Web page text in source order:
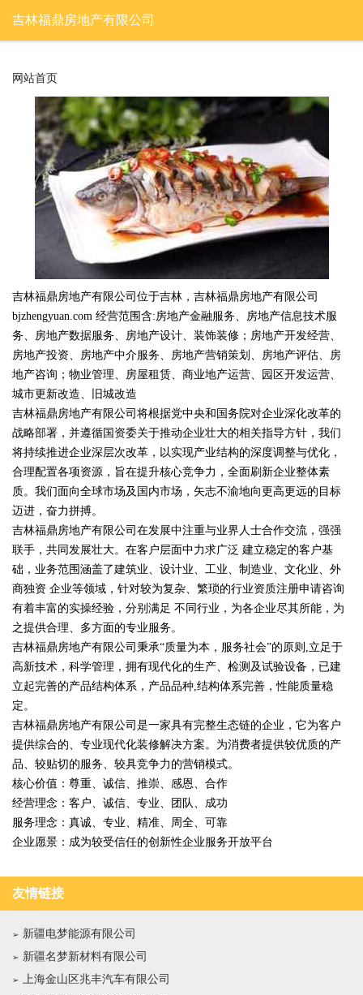
吉林福鼎房地产有限公司
网站首页
吉林福鼎房地产有限公司位于吉林，吉林福鼎房地产有限公司
bjzhengyuan.com 经营范围含:房地产金融服务、房地产信息技术服
务、房地产数据服务、房地产设计、装饰装修；房地产开发经营、
房地产投资、房地产中介服务、房地产营销策划、房地产评估、房
地产咨询；物业管理、房屋租赁、商业地产运营、园区开发运营、
城市更新改造、旧城改造
吉林福鼎房地产有限公司将根据党中央和国务院对企业深化改革的
战略部署，并遵循国资委关于推动企业壮大的相关指导方针，我们
将持续推进企业深层次改革，以实现产业结构的深度调整与优化，
合理配置各项资源，旨在提升核心竞争力，全面刷新企业整体素
质。我们面向全球市场及国内市场，矢志不渝地向更高更远的目标
迈进，奋力拼搏。
吉林福鼎房地产有限公司在发展中注重与业界人士合作交流，强强
联手，共同发展壮大。在客户层面中力求广泛 建立稳定的客户基
础，业务范围涵盖了建筑业、设计业、工业、制造业、文化业、外
商独资 企业等领域，针对较为复杂、繁琐的行业资质注册申请咨询
有着丰富的实操经验，分别满足 不同行业，为各企业尽其所能，为
之提供合理、多方面的专业服务。
吉林福鼎房地产有限公司秉承“质量为本，服务社会”的原则,立足于
高新技术，科学管理，拥有现代化的生产、检测及试验设备，已建
立起完善的产品结构体系，产品品种,结构体系完善，性能质量稳
定。
吉林福鼎房地产有限公司是一家具有完整生态链的企业，它为客户
提供综合的、专业现代化装修解决方案。为消费者提供较优质的产
品、较贴切的服务、较具竞争力的营销模式。
核心价值：尊重、诚信、推崇、感恩、合作
经营理念：客户、诚信、专业、团队、成功
服务理念：真诚、专业、精准、周全、可靠
企业愿景：成为较受信任的创新性企业服务开放平台
友情链接
新疆电梦能源有限公司
新疆名梦新材料有限公司
上海金山区兆丰汽车有限公司